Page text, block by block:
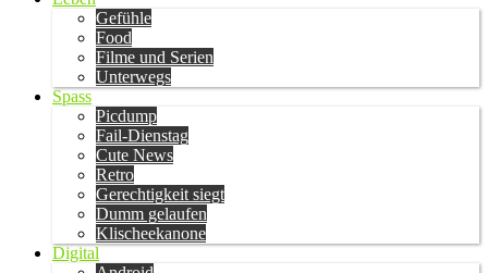
Gefühle
Food
Filme und Serien
Unterwegs
Spass
Picdump
Fail-Dienstag
Cute News
Retro
Gerechtigkeit siegt
Dumm gelaufen
Klischeekanone
Digital